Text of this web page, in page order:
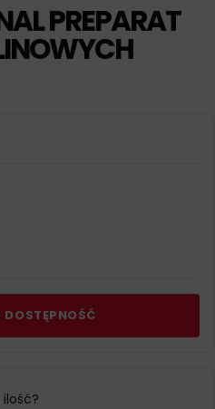
PREPARAT